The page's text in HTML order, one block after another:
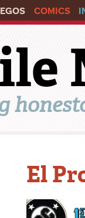
COMICS
El